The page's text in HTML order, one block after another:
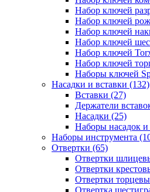
Набор ключей
Набор ключей
Набор ключей
Набор ключей
Набор ключей
Набор ключей
Наборы ключей
Насадки и вставки (132)
Вставки (27)
Держатели
Насадки (25)
Наборы насадок и
Наборы инструмента
Отвертки (65)
Отвертки
Отвертки
Отвертки
Отвертка